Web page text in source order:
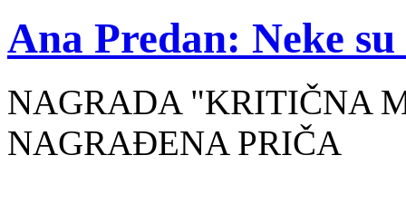
Ana Predan: Neke
NAGRADA "KRITIČNA
NAGRAĐENA PRIČA